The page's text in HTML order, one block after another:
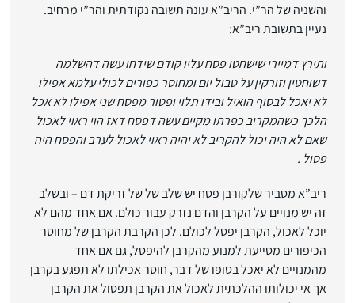
והשניה של הר”י. הריב”א עונה תשובה נקודתית והר”י מרחיב.
נעיין בתשובת ריב”א:
ותירץ דמיירי שישחטו פסח עליו קודם שידחו עשה דהשלמה
דשוחטין וזורקין על טבול יום ומחוסר כפורים לכולי עלמא אפילו
לא יאכל לבסוף הואיל ובידו תלוי ופטור מפסח שני אפילו לא אכל
הלכך כשהמקריב כפרתו מקיים עשה דפסח דאז הוי ראוי לאכול
שאם לא היה יכול להקריב לא יהיה ראוי לאכול לערב והפסח היה
פסול .
ריב”א מסביר שלקורבן פסח יש שלב של של זריקת דם – ובשלב
זה יש מנויים על הקרבן והדם נזרק עבור כולם. אם אחד מהם לא
יוכל לאכול, הקרבן יפסל לכולם. לכן הקרבת הקרבן של מחוסר
הכיפורים מסייעת למנוע מהקרבן להיפסל, גם אם אחד
מהמנויים לא יאכל בסופו של דבר, חוסר אכילתו לא תפגע בקרבן
אך אי יכולותו ההלכתית לאכול את הקרבן תפסול את הקרבן